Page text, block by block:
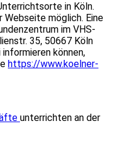
in Köln.
Webseite möglich. Eine
im VHS-
35, 50667 Köln
können,
https://www.koelner-
unterrichten an der